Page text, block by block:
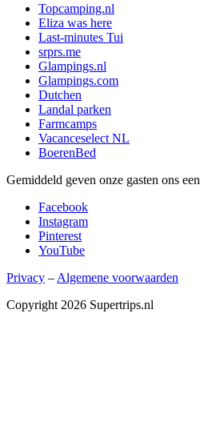
Topcamping.nl
Eliza was here
Last-minutes Tui
srprs.me
Glampings.nl
Glampings.com
Dutchen
Landal parken
Farmcamps
Vacanceselect NL
BoerenBed
Gemiddeld geven onze gasten ons een
Facebook
Instagram
Pinterest
YouTube
Privacy – Algemene voorwaarden
Copyright 2026 Supertrips.nl